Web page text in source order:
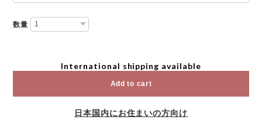
数量
International shipping available
Add to cart
日本国内にお住まいの方向け